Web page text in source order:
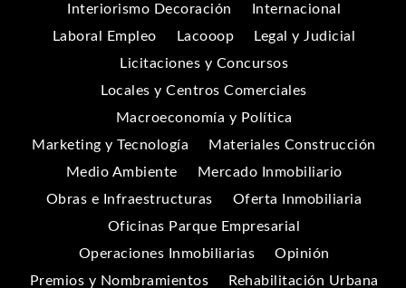
Interiorismo Decoración
Internacional
Laboral Empleo
Lacooop
Legal y Judicial
Licitaciones y Concursos
Locales y Centros Comerciales
Macroeconomía y Política
Marketing y Tecnología
Materiales Construcción
Medio Ambiente
Mercado Inmobiliario
Obras e Infraestructuras
Oferta Inmobiliaria
Oficinas Parque Empresarial
Operaciones Inmobiliarias
Opinión
Premios y Nombramientos
Rehabilitación Urbana